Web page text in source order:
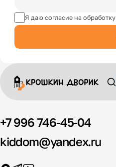
Я даю согласие на обработку
+7 996 746-45-04
kiddom@yandex.ru